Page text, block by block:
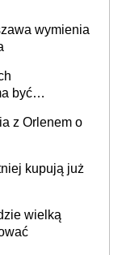
wymienia
być
z Orlenem o
kupują już
wielką